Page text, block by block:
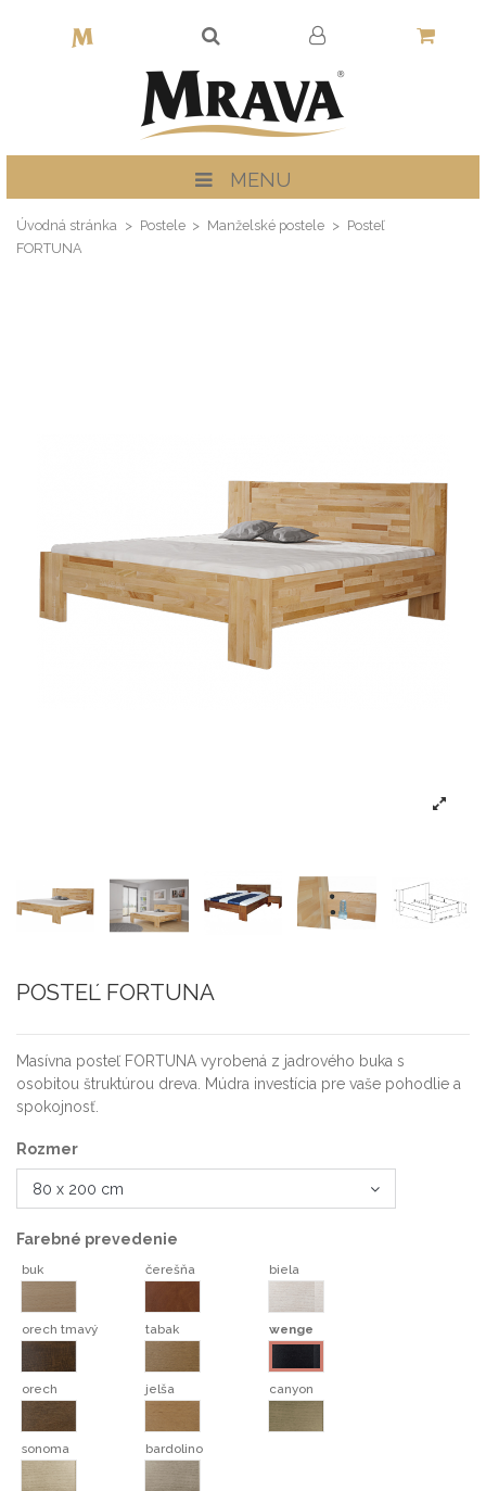
MENU
Úvodná stránka Postele Manželské postele
Posteľ
FORTUNA
POSTEĽ FORTUNA
Masívna posteľ FORTUNA vyrobená z jadrového buka s
osobitou štruktúrou dreva. Múdra investícia pre vaše pohodlie a
spokojnosť.
Rozmer
Farebné prevedenie
buk čerešňa biela
orech tmavý tabak wenge
orech
orech
jelša canyon
sonoma bardolino
bardolino